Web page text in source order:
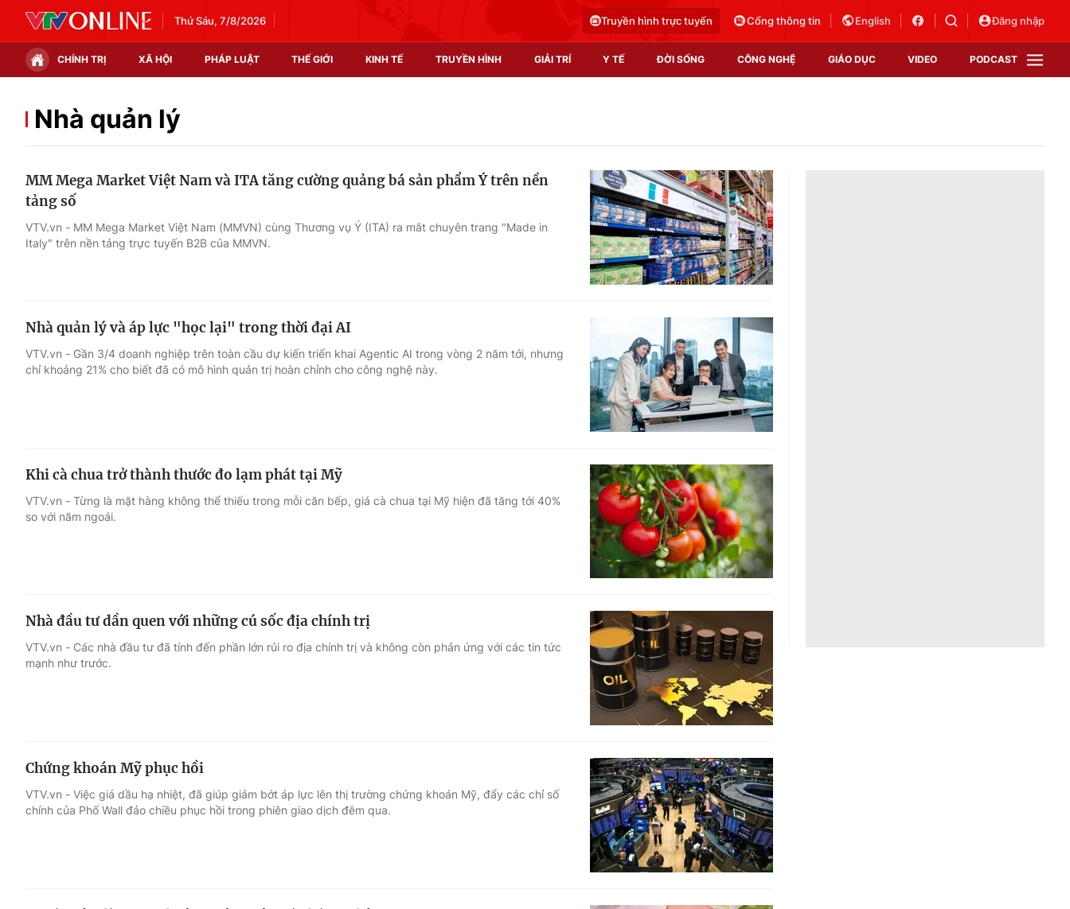
Thứ Sáu, 7/8/2026 Truyền hình trực tuyến Cổng thông tin English Đăng nhập
CHÍNH TRỊ XÃ HỘI PHÁP LUẬT THẾ GIỚI KINH TẾ TRUYỀN HÌNH GIẢI TRÍ Y TẾ ĐỜI SỐNG CÔNG NGHỆ GIÁO DỤC VIDEO PODCAST
Chính trị
Tin tức
Thế giới đó đây
Câu chuyện quốc tế
Thị trường
Hậu trường
Video
Shorts video
Podcast
EMagazine
Photo
Infographic
Góc ảnh
Điện ảnh
Âm nhạc
Sao
Du lịch
Làm đẹp
Học trực tuyến
Công nghệ
Hitech Công nghệ tương lai
Sản phẩm
Thị trường
Tư vấn
VTV Sức khoẻ
Nhà quản lý
MM Mega Market Việt Nam và ITA tăng cường quảng bá sản phẩm Ý trên nền
tảng số
VTV.vn - MM Mega Market Việt Nam (MMVN) cùng Thương vụ Ý (ITA) ra mắt chuyên trang "Made in
Italy" trên nền tảng trực tuyến B2B của MMVN.
Nhà quản lý và áp lực "học lại" trong thời đại AI
VTV.vn - Gần 3/4 doanh nghiệp trên toàn cầu dự kiến triển khai Agentic AI trong vòng 2 năm tới, nhưng
chỉ khoảng 21% cho biết đã có mô hình quản trị hoàn chỉnh cho công nghệ này.
Khi cà chua trở thành thước đo lạm phát tại Mỹ
VTV.vn - Từng là mặt hàng không thể thiếu trong mỗi căn bếp, giá cà chua tại Mỹ hiện đã tăng tới 40%
so với năm ngoái.
Nhà đầu tư dần quen với những cú sốc địa chính trị
VTV.vn - Các nhà đầu tư đã tính đến phần lớn rủi ro địa chính trị và không còn phản ứng với các tin tức
mạnh như trước.
Chứng khoán Mỹ phục hồi
VTV.vn - Việc giá dầu hạ nhiệt, đã giúp giảm bớt áp lực lên thị trường chứng khoán Mỹ, đẩy các chỉ số
chính của Phố Wall đảo chiều phục hồi trong phiên giao dịch đêm qua.